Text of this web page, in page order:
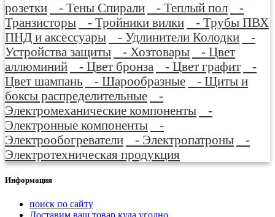
розетки
- Тены Спирали - Теплый пол
-
Транзисторы
- Тройники вилки
- Трубы ПВХ
ПНД и аксессуары
- Удлинители Колодки
-
Устройства защиты
- Хозтовары
- Цвет
аллюминий
- Цвет бронза - Цвет графит
-
Цвет шампань
- Шарообразные
- Щиты и
боксы распределительные
-
Электромеханические компоненты
-
Электронные компоненты
-
Электрообогреватели
- Электропатроны
-
Электротехническая продукция
Информация
поиск по сайту
Доставим ваш товар куда угодно